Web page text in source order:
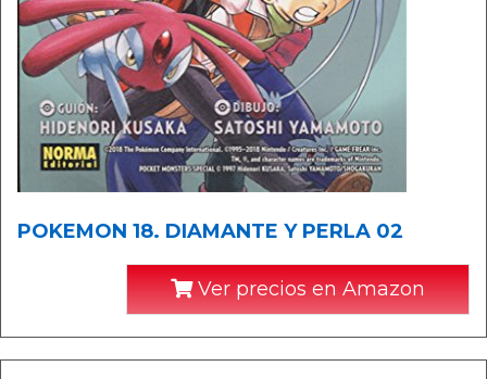
POKEMON 18. DIAMANTE Y PERLA 02
Ver precios en Amazon